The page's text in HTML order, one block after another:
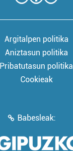
Argitalpen politika
Aniztasun politika
Pribatutasun politika
Cookieak
Babesleak: